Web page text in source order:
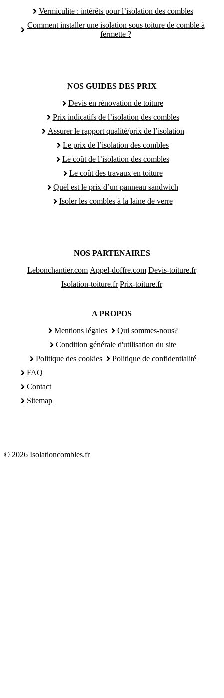
Vermiculite : intérêts pour l’isolation des combles
Comment installer une isolation sous toiture de comble à
fermette ?
NOS GUIDES DES PRIX
Devis en rénovation de toiture
Prix indicatifs de l’isolation des combles
Assurer le rapport qualité/prix de l’isolation
Le prix de l’isolation des combles
Le coût de l’isolation des combles
Le coût des travaux en toiture
Quel est le prix d’un panneau sandwich
Isoler les combles à la laine de verre
NOS PARTENAIRES
Lebonchantier.com Appel-doffre.com Devis-toiture.fr
Isolation-toiture.fr Prix-toiture.fr
A PROPOS
Mentions légales
Qui sommes-nous?
Condition générale d'utilisation du site
Politique des cookies
Politique de confidentialité
FAQ
Contact
Sitemap
© 2026 Isolationcombles.fr